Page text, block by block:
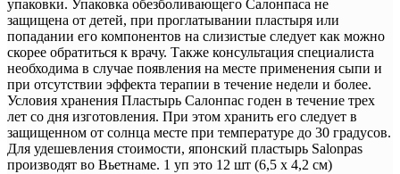
упаковки. Упаковка обезболивающего Салонпаса не
защищена от детей, при проглатывании пластыря или
попадании его компонентов на слизистые следует как можно
скорее обратиться к врачу. Также консультация специалиста
необходима в случае появления на месте применения сыпи и
при отсутствии эффекта терапии в течение недели и более.
Условия хранения Пластырь Салонпас годен в течение трех
лет со дня изготовления. При этом хранить его следует в
защищенном от солнца месте при температуре до 30 градусов.
Для удешевления стоимости, японский пластырь Salonpas
производят во Вьетнаме. 1 уп это 12 шт (6,5 х 4,2 см)